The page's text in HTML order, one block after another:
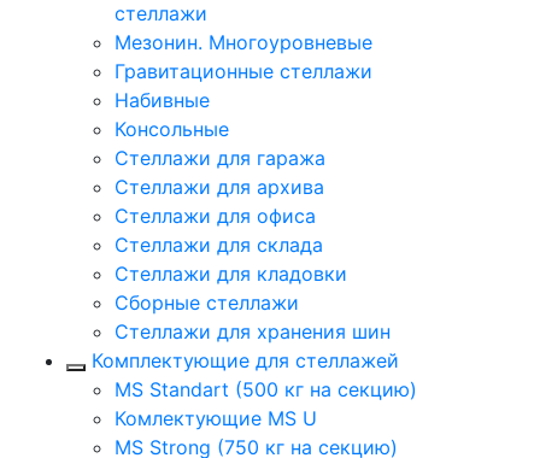
стеллажи
Мезонин. Многоуровневые
Гравитационные стеллажи
Набивные
Консольные
Стеллажи для гаража
Стеллажи для архива
Стеллажи для офиса
Стеллажи для склада
Стеллажи для кладовки
Сборные стеллажи
Стеллажи для хранения шин
Комплектующие для стеллажей
MS Standart (500 кг на секцию)
Комлектующие MS U
MS Strong (750 кг на секцию)